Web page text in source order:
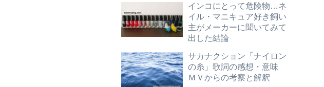
インコにとって危険物…ネ
イル・マニキュア好き飼い
主がメーカーに聞いてみて
出した結論
サカナクション「ナイロン
の糸」歌詞の感想・意味
ＭＶからの考察と解釈